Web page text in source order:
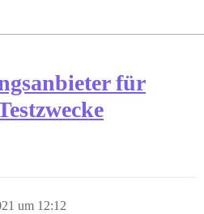
für
um 12:12